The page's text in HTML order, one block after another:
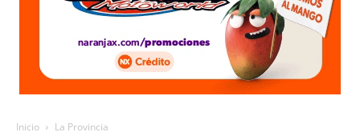
Inicio La Provincia